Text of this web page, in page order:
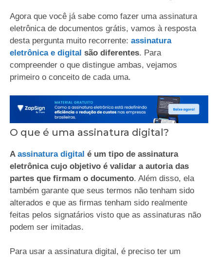
Agora que você já sabe como fazer uma assinatura
eletrônica de documentos grátis, vamos à resposta
desta pergunta muito recorrente: assinatura
eletrônica e digital são diferentes. Para
compreender o que distingue ambas, vejamos
primeiro o conceito de cada uma.
O que é uma assinatura digital?
A assinatura digital é um tipo de assinatura
eletrônica cujo objetivo é validar a autoria das
partes que firmam o documento. Além disso, ela
também garante que seus termos não tenham sido
alterados e que as firmas tenham sido realmente
feitas pelos signatários visto que as assinaturas não
podem ser imitadas.
Para usar a assinatura digital, é preciso ter um